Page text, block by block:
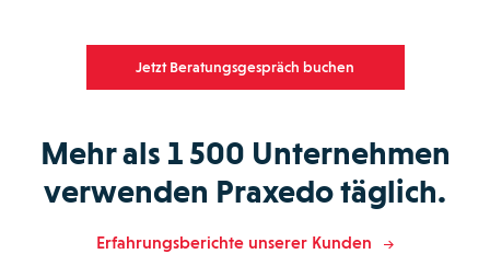
Jetzt Beratungsgespräch buchen
Mehr als 1 500 Unternehmen
verwenden Praxedo täglich.
Erfahrungsberichte unserer Kunden